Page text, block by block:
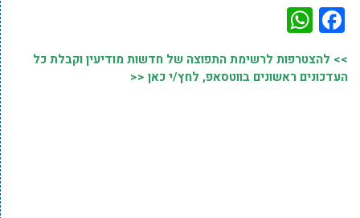
Facebook
>> להצטרפות לרשימת התפוצה של חדשות מודיעין וקבלת כל
העדכונים ראשונים בווטסאפ, לחץ/י כאן <<